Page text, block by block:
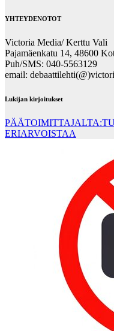
YHTEYDENOTOT
Victoria Media/ Kerttu Vali
Pajamäenkatu 14, 48600
Puh/SMS: 040-5563129
email:
Lukijan kirjoitukset
ERIARVOISTAA